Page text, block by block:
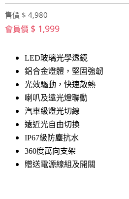
售價 $ 4,980
會員價 $ 1,999
LED玻璃光學透鏡
鋁合金燈體，堅固強韌
光效驅動，快速散熱
喇叭及遠光燈聯動
汽車級燈光切線
遠近光自由切換
IP67級防塵抗水
360度萬向支架
贈送電源線組及開關